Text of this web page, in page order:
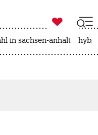

taz zahl ich
in sachsen-anhalt